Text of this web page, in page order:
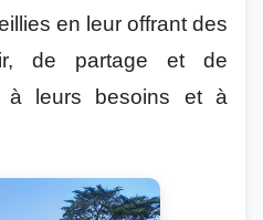
en leur offrant des
de partage et de
à leurs besoins et à